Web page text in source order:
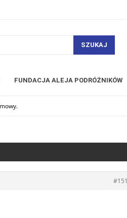
SZUKAJ
FUNDACJA ALEJA PODRÓŻNIKÓW
.